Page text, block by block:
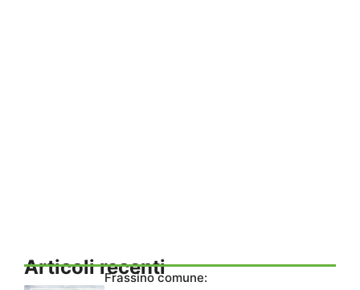
Articoli recenti
Frassino comune: